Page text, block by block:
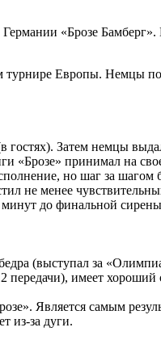
«Брозе
турнире Европы. Немцы
Затем немцы
«Брозе» принимал на
но шаг за
не менее
минут до финальной
(выступал за
передачи), имеет хороший
Является самым
из-за дуги.